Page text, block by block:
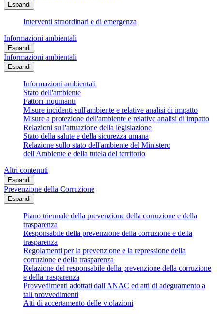
Espandi
Interventi straordinari e di emergenza
Informazioni ambientali
Espandi
Informazioni ambientali
Espandi
Informazioni ambientali
Stato dell'ambiente
Fattori inquinanti
Misure incidenti sull'ambiente e relative analisi di impatto
Misure a protezione dell'ambiente e relative analisi di impatto
Relazioni sull'attuazione della legislazione
Stato della salute e della sicurezza umana
Relazione sullo stato dell'ambiente del Ministero
dell'Ambiente e della tutela del territorio
Altri contenuti
Espandi
Prevenzione della Corruzione
Espandi
Piano triennale della prevenzione della corruzione e della
trasparenza
Responsabile della prevenzione della corruzione e della
trasparenza
Regolamenti per la prevenzione e la repressione della
corruzione e della trasparenza
Relazione del responsabile della prevenzione della corruzione
e della trasparenza
Provvedimenti adottati dall'ANAC ed atti di adeguamento a
tali provvedimenti
Atti di accertamento delle violazioni